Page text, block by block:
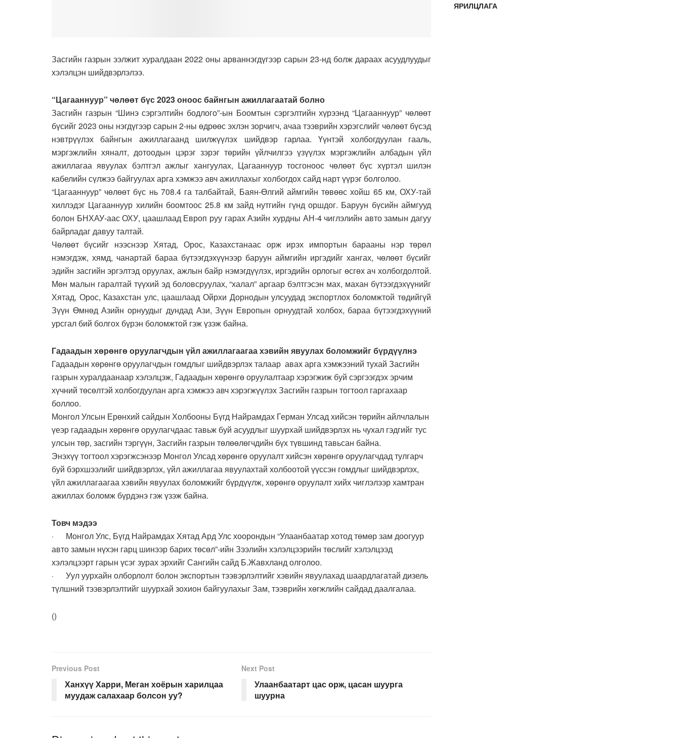
Засгийн газрын ээлжит хуралдаан 2022 оны арваннэгдүгээр сарын 23-нд болж дараах асуудлуудыг
хэлэлцэн шийдвэрлэлээ.
“Цагааннуур” чөлөөт бүс 2023 оноос байнгын ажиллагаатай болно
Засгийн газрын “Шинэ сэргэлтийн бодлого”-ын Боомтын сэргэлтийн хүрээнд “Цагааннуур” чөлөөт
бүсийг 2023 оны нэгдүгээр сарын 2-ны өдрөөс эхлэн зорчигч, ачаа тээврийн хэрэгслийг чөлөөт бүсэд
нэвтрүүлэх байнгын ажиллагаанд шилжүүлэх шийдвэр гарлаа. Үүнтэй холбогдуулан гааль,
мэргэжлийн хяналт, дотоодын цэрэг зэрэг төрийн үйлчилгээ үзүүлэх мэргэжлийн албадын үйл
ажиллагаа явуулах бэлтгэл ажлыг хангуулах, Цагааннуур тосгоноос чөлөөт бүс хүртэл шилэн
кабелийн сүлжээ байгуулах арга хэмжээ авч ажиллахыг холбогдох сайд нарт үүрэг болголоо.
“Цагааннуур” чөлөөт бүс нь 708.4 га талбайтай, Баян-Өлгий аймгийн төвөөс хойш 65 км, ОХУ-тай
хиллэдэг Цагааннуур хилийн боомтоос 25.8 км зайд нутгийн гүнд оршдог. Баруун бүсийн аймгууд
болон БНХАУ-аас ОХУ, цаашлаад Европ руу гарах Азийн хурдны АН-4 чиглэлийн авто замын дагуу
байрладаг давуу талтай.
Чөлөөт бүсийг нээснээр Хятад, Орос, Казахстанаас орж ирэх импортын барааны нэр төрөл
нэмэгдэж, хямд, чанартай бараа бүтээгдэхүүнээр баруун аймгийн иргэдийг хангах, чөлөөт бүсийг
эдийн засгийн эргэлтэд оруулах, ажлын байр нэмэгдүүлэх, иргэдийн орлогыг өсгөх ач холбогдолтой.
Мөн малын гаралтай түүхий эд боловсруулах, “халал” аргаар бэлтгэсэн мах, махан бүтээгдэхүүнийг
Хятад, Орос, Казахстан улс, цаашлаад Ойрхи Дорнодын улсуудад экспортлох боломжтой төдийгүй
Зүүн Өмнөд Азийн орнуудыг дундад Ази, Зүүн Европын орнуудтай холбох, бараа бүтээгдэхүүний
урсгал бий болгох бүрэн боломжтой гэж үзэж байна.
Гадаадын хөрөнгө оруулагчдын үйл ажиллагаагаа хэвийн явуулах боломжийг бүрдүүлнэ
Гадаадын хөрөнгө оруулагчдын гомдлыг шийдвэрлэх талаар авах арга хэмжээний тухай Засгийн
газрын хуралдаанаар хэлэлцэж, Гадаадын хөрөнгө оруулалтаар хэрэгжиж буй сэргээгдэх эрчим
хүчний төсөлтэй холбогдуулан арга хэмжээ авч хэрэгжүүлэх Засгийн газрын тогтоол гаргахаар
боллоо.
Монгол Улсын Ерөнхий сайдын Холбооны Бүгд Найрамдах Герман Улсад хийсэн төрийн айлчлалын
үеэр гадаадын хөрөнгө оруулагчдаас тавьж буй асуудлыг шуурхай шийдвэрлэх нь чухал гэдгийг тус
улсын төр, засгийн тэргүүн, Засгийн газрын төлөөлөгчдийн бүх түвшинд тавьсан байна.
Энэхүү тогтоол хэрэгжсэнээр Монгол Улсад хөрөнгө оруулалт хийсэн хөрөнгө оруулагчдад тулгарч
буй бэрхшээлийг шийдвэрлэх, үйл ажиллагаа явуулахтай холбоотой үүссэн гомдлыг шийдвэрлэх,
үйл ажиллагаагаа хэвийн явуулах боломжийг бүрдүүлж, хөрөнгө оруулалт хийх чиглэлээр хамтран
ажиллах боломж бүрдэнэ гэж үзэж байна.
Товч мэдээ
· Монгол Улс, Бүгд Найрамдах Хятад Ард Улс хоорондын “Улаанбаатар хотод төмөр зам доогуур
авто замын нүхэн гарц шинээр барих төсөл”-ийн Зээлийн хэлэлцээрийн төслийг хэлэлцээд
хэлэлцээрт гарын үсэг зурах эрхийг Сангийн сайд Б.Жавхланд олголоо.
· Уул уурхайн олборлолт болон экспортын тээвэрлэлтийг хэвийн явуулахад шаардлагатай дизель
түлшний тээвэрлэлтийг шуурхай зохион байгуулахыг Зам, тээврийн хөгжлийн сайдад даалгалаа.
()
Previous Post
Ханхүү Харри, Меган хоёрын харилцаа
муудаж салахаар болсон уу?
Next Post
Улаанбаатарт цас орж, цасан шуурга
шуурна
ЯРИЛЦЛАГА